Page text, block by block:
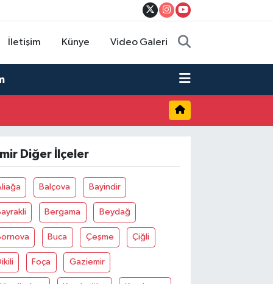
İletişim Künye Video Galeri
Diğer İlçeler
Balçova Bayindir
Bergama Beydağ
Buca Çeşme Çiğli
Foça Gaziemir